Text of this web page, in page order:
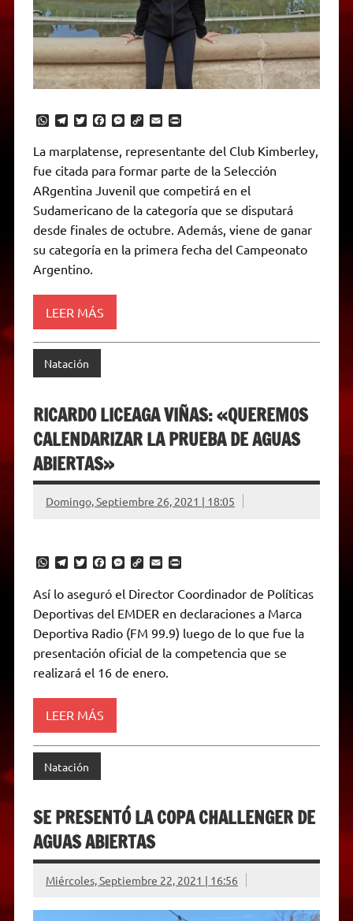
W
t
s
p
p
T
e
g
r
a
m
T
i
t
t
e
r
F
e
b
o
k
M
s
e
n
g
e
C
y
L
n
k
E
i
l
P
n
t
r
i
n
d
l
La marplatense, representante del Club Kimberley,
fue citada para formar parte de la Selección
ARgentina Juvenil que competirá en el
Sudamericano de la categoría que se disputará
desde finales de octubre. Además, viene de ganar
su categoría en la primera fecha del Campeonato
Argentino.
LEER MÁS
Natación
RICARDO LICEAGA VIÑAS: «QUEREMOS
CALENDARIZAR LA PRUEBA DE AGUAS
ABIERTAS»
Domingo, Septiembre 26, 2021 | 18:05
W
a
t
s
A
p
p
T
e
g
r
a
m
T
t
t
e
r
F
c
e
b
o
o
k
M
s
s
e
n
g
e
C
y
L
i
n
k
E
i
l
P
i
n
t
F
r
i
Así lo aseguró el Director Coordinador de Políticas
Deportivas del EMDER en declaraciones a Marca
Deportiva Radio (FM 99.9) luego de lo que fue la
presentación oficial de la competencia que se
realizará el 16 de enero.
LEER MÁS
Natación
SE PRESENTÓ LA COPA CHALLENGER DE
AGUAS ABIERTAS
Miércoles, Septiembre 22, 2021 | 16:56